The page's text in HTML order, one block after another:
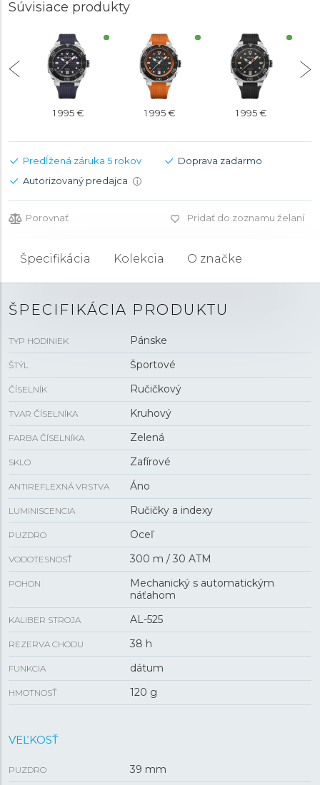
Súvisiace produkty
1 995 € 1 995 € 1 995 €
Predĺžená záruka 5 rokov
Doprava zadarmo
Autorizovaný predajca
i
Porovnať Pridať do zoznamu želaní
Špecifikácia Kolekcia O značke
ŠPECIFIKÁCIA PRODUKTU
TYP HODINIEK Pánske
ŠTÝL Športové
ČÍSELNÍK Ručičkový
TVAR ČÍSELNÍKA Kruhový
FARBA ČÍSELNÍKA Zelená
SKLO Zafírové
ANTIREFLEXNÁ VRSTVA Áno
LUMINISCENCIA Ručičky a indexy
PUZDRO Oceľ
VODOTESNOSŤ 300 m / 30 ATM
POHON
Mechanický s automatickým
náťahom
KALIBER STROJA AL-525
REZERVA CHODU 38 h
FUNKCIA dátum
HMOTNOSŤ 120 g
VEĽKOSŤ
PUZDRO 39 mm